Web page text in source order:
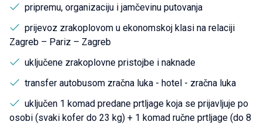
pripremu, organizaciju i jamčevinu putovanja
prijevoz zrakoplovom u ekonomskoj klasi na relaciji
Zagreb – Pariz – Zagreb
uključene zrakoplovne pristojbe i naknade
transfer autobusom zračna luka - hotel - zračna luka
uključen 1 komad predane prtljage koja se prijavljuje po
osobi (svaki kofer do 23 kg) + 1 komad ručne prtljage (do 8